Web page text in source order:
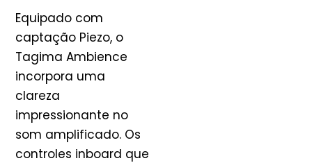
Equipado com
captação Piezo, o
Tagima Ambience
incorpora uma
clareza
impressionante no
som amplificado. Os
controles inboard que